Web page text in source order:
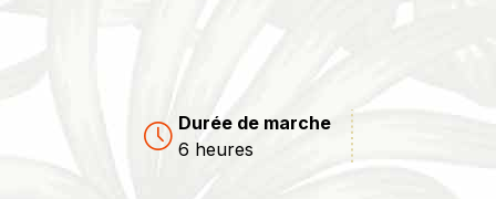
Durée de marche
6 heures